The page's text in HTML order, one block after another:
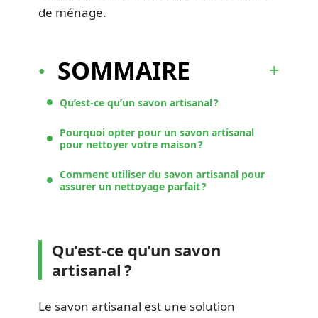
de ménage.
SOMMAIRE
Qu’est-ce qu’un savon artisanal ?
Pourquoi opter pour un savon artisanal
pour nettoyer votre maison ?
Comment utiliser du savon artisanal pour
assurer un nettoyage parfait ?
Qu’est-ce qu’un savon
artisanal ?
Le savon artisanal est une solution